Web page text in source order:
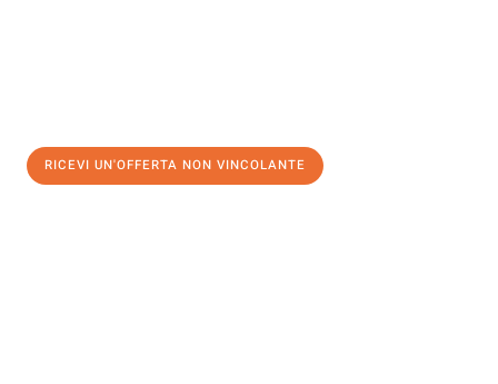
RICEVI UN'OFFERTA NON VINCOLANTE